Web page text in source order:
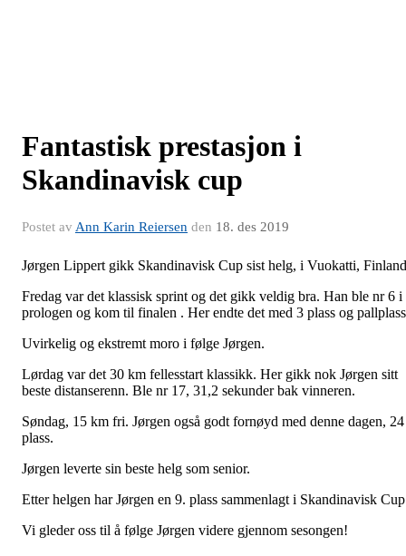
Fantastisk prestasjon i
Skandinavisk cup
Postet av Ann Karin Reiersen den 18. des 2019
Jørgen Lippert gikk Skandinavisk Cup sist helg, i Vuokatti,
Fredag var det klassisk sprint og det gikk veldig bra. Han ble nr 6 i
prologen og kom til finalen . Her endte det med 3 plass og
Uvirkelig og ekstremt moro i følge Jørgen.
Lørdag var det 30 km fellesstart klassikk. Her gikk nok Jørgen sitt
beste distanserenn. Ble nr 17, 31,2 sekunder bak vinneren.
Søndag, 15 km fri. Jørgen også godt fornøyd med denne dagen, 24
plass.
Jørgen leverte sin beste helg som senior.
Etter helgen har Jørgen en 9. plass sammenlagt i Skandinavisk
Vi gleder oss til å følge Jørgen videre gjennom sesongen!